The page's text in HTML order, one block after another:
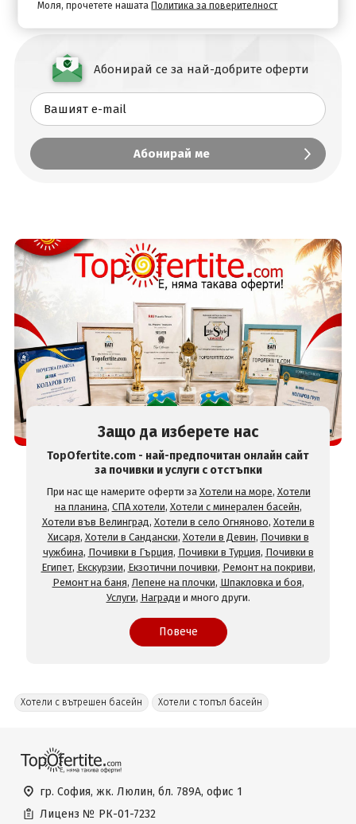
Абонирай се за най-добрите оферти
Защо да изберете нас
TopOfertite.com - най-предпочитан онлайн сайт
за почивки и услуги с отстъпки
При нас ще намерите оферти за Хотели на море, Хотели
на планина, СПА хотели, Хотели с минерален басейн,
Хотели във Велинград, Хотели в село Огняново, Хотели в
Хисаря, Хотели в Сандански, Хотели в Девин, Почивки в
чужбина, Почивки в Гърция, Почивки в Турция, Почивки в
Египет, Екскурзии, Екзотични почивки, Ремонт на покриви,
Ремонт на баня, Лепене на плочки, Шпакловка и боя,
Услуги, Награди и много други.
Повече
Хотели с вътрешен басейн Хотели с топъл басейн
гр. София, жк. Люлин, бл. 789А, офис 1
Лиценз № РК-01-7232
Моля, прочетете нашатаПолитика за поверителност